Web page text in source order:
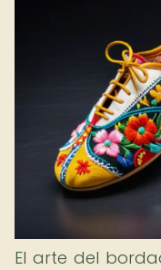
El arte del